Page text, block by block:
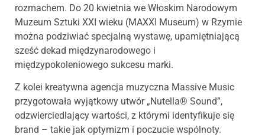
rozmachem. Do 20 kwietnia we Włoskim Narodowym
Muzeum Sztuki XXI wieku (MAXXI Museum) w Rzymie
można podziwiać specjalną wystawę, upamiętniającą
sześć dekad międzynarodowego i
międzypokoleniowego sukcesu marki.
Z kolei kreatywna agencja muzyczna Massive Music
przygotowała wyjątkowy utwór „Nutella® Sound”,
odzwierciedlający wartości, z którymi identyfikuje się
brand – takie jak optymizm i poczucie wspólnoty.